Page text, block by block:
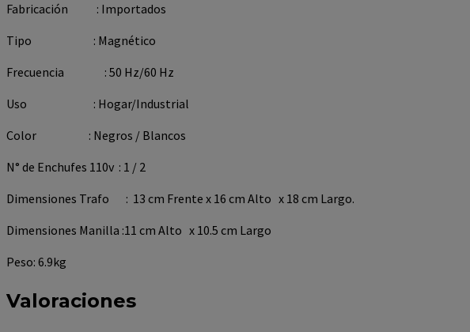
Fabricación : Importados
Tipo : Magnético
Frecuencia : 50 Hz/60 Hz
Uso : Hogar/Industrial
Color : Negros / Blancos
N° de Enchufes 110v : 1 / 2
Dimensiones Trafo : 13 cm Frente x 16 cm Alto x 18 cm Largo.
Dimensiones Manilla :11 cm Alto x 10.5 cm Largo
Peso: 6.9kg
Valoraciones